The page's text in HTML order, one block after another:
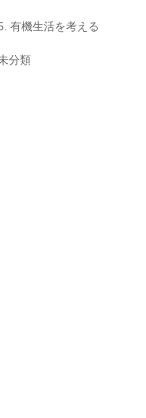
有機生活を考える
分類